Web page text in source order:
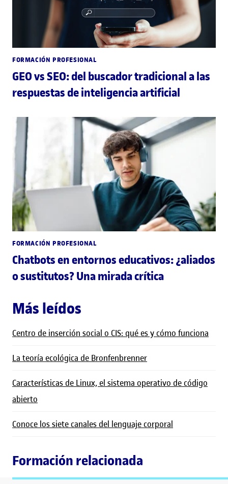
FORMACIÓN PROFESIONAL
GEO vs SEO: del buscador tradicional a las
respuestas de inteligencia artificial
FORMACIÓN PROFESIONAL
Chatbots en entornos educativos: ¿aliados
o sustitutos? Una mirada crítica
Más leídos
Centro de inserción social o CIS: qué es y cómo funciona
La teoría ecológica de Bronfenbrenner
Características de Linux, el sistema operativo de código
abierto
Conoce los siete canales del lenguaje corporal
Formación relacionada